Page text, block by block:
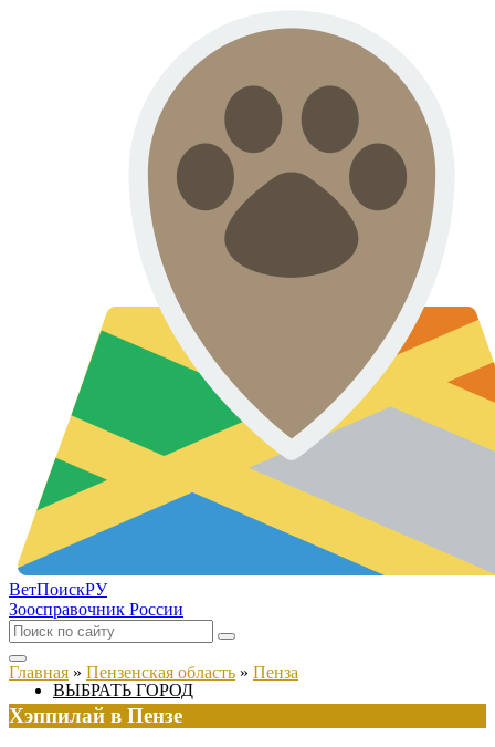
ВетПоискРУ
Зоосправочник России
ВЫБРАТЬ ГОРОД
Главная » Пензенская область » Пенза
Хэппилай в Пензе